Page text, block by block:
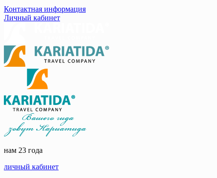
Контактная информация
Личный кабинет
нам 23 года
личный кабинет